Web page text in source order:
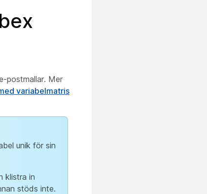
postmallar. Mer
variabelmatris
unik för sin
klistra in
stöds inte.